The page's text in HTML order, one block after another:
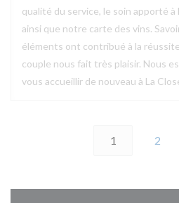
qualité du service, le soin apporté
ainsi que notre carte des vins.
éléments ont contribué à la
couple nous fait très plaisir. Nous
vous accueillir de nouveau à La
1 2